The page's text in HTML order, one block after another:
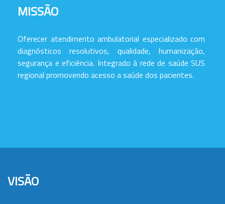
MISSÃO
Oferecer atendimento ambulatorial especializado com
diagnósticos resolutivos, qualidade, humanização,
segurança e eficiência. Integrado à rede de saúde SUS
regional promovendo acesso a saúde dos pacientes.
VISÃO